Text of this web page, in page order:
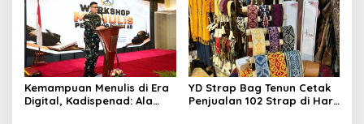
Kemampuan Menulis di Era
Digital, Kadispenad: Ala
YD Strap Bag Tenun Cetak
Penjualan 102 Strap di Hari